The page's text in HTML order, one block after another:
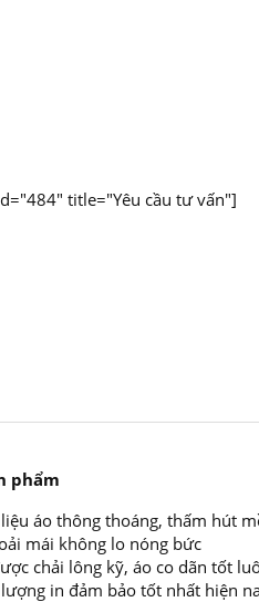
title="Yêu cầu tư vấn"]
phẩm
liệu áo thông thoáng, thấm hút
mái không lo nóng bức
chải lông kỹ, áo co dãn tốt
lượng in đảm bảo tốt nhất hiện